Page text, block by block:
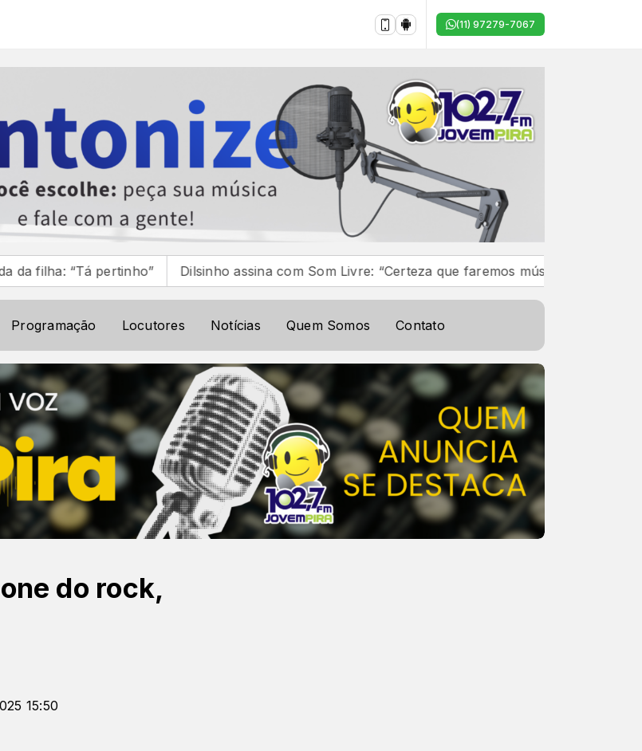
(11) 97279-7067
Dilsinho assina com Som Livre: “Certeza que faremos músicas e parcerias marcantes”
Programação Locutores Notícias Quem Somos Contato
do rock,
15:50